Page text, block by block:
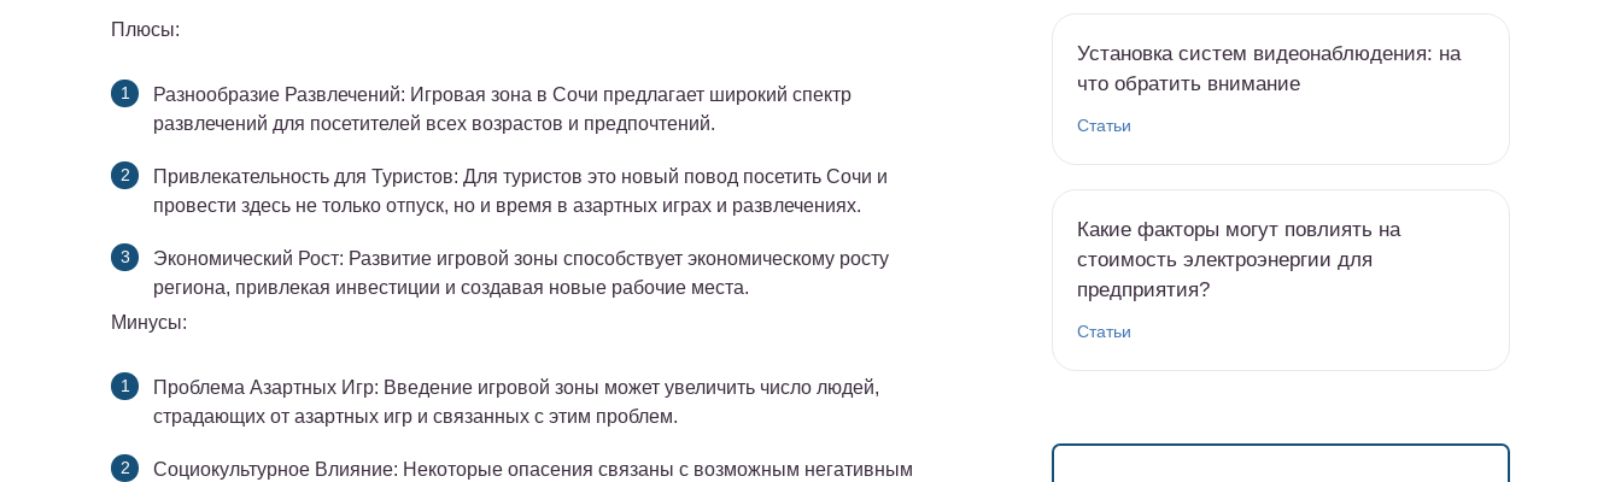
Плюсы:
Разнообразие Развлечений: Игровая зона в Сочи предлагает широкий спектр
развлечений для посетителей всех возрастов и предпочтений.
Привлекательность для Туристов: Для туристов это новый повод посетить Сочи и
провести здесь не только отпуск, но и время в азартных играх и развлечениях.
Экономический Рост: Развитие игровой зоны способствует экономическому росту
региона, привлекая инвестиции и создавая новые рабочие места.
Минусы:
Проблема Азартных Игр: Введение игровой зоны может увеличить число людей,
страдающих от азартных игр и связанных с этим проблем.
Социокультурное Влияние: Некоторые опасения связаны с возможным негативным
Установка систем видеонаблюдения: на
что обратить внимание
Статьи
Какие факторы могут повлиять на
стоимость электроэнергии для
предприятия?
Статьи